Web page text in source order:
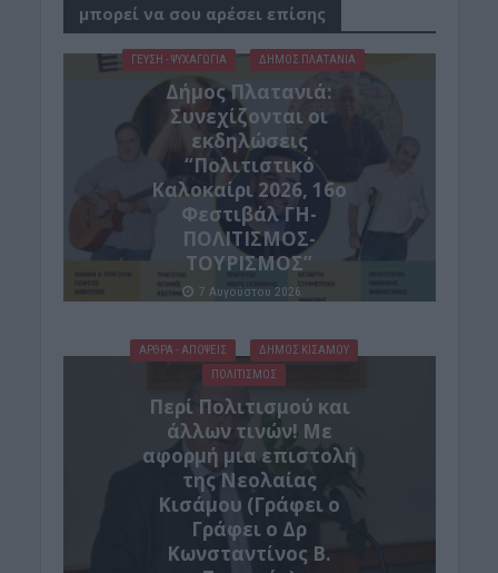
μπορεί να σου αρέσει επίσης
ΓΕΎΣΗ - ΨΥΧΑΓΩΓΊΑ ΔΉΜΟΣ ΠΛΑΤΑΝΙΆ
Δήμος Πλατανιά:
Συνεχίζονται οι
εκδηλώσεις
“Πολιτιστικό
Καλοκαίρι 2026, 16ο
Φεστιβάλ ΓΗ-
ΠΟΛΙΤΙΣΜΟΣ-
ΤΟΥΡΙΣΜΟΣ”
7 Αυγούστου 2026
ΑΡΘΡΑ - ΑΠΟΨΕΙΣ
ΔΉΜΟΣ ΚΙΣΆΜΟΥ
ΠΟΛΙΤΙΣΜΟΣ
Περί Πολιτισμού και
άλλων τινών! Mε
αφορμή μια επιστολή
της Νεολαίας
Κισάμου (Γράφει ο
Γράφει ο Δρ
Κωνσταντίνος Β.